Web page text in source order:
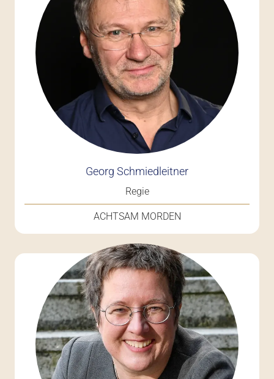
Georg Schmiedleitner
Regie
ACHTSAM MORDEN